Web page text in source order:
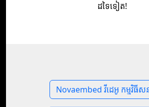
ដទៃ​ទៀត!
Novaembed វីដេអូ កម្មវិធីស